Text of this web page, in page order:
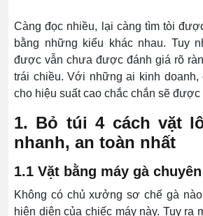
Càng đọc nhiều, lại càng tìm tòi
bằng những kiểu khác nhau. Tuy
được vẫn chưa được đánh giá rõ
trái chiều. Với những ai kinh doanh,
cho hiệu suất cao chắc chắn sẽ được
1. Bỏ túi 4 cách vặt
nhanh, an toàn nhất
1.1 Vặt bằng máy gà
Không có chủ xưởng sơ chế gà
hiện diện của chiếc máy này. Tuy ra